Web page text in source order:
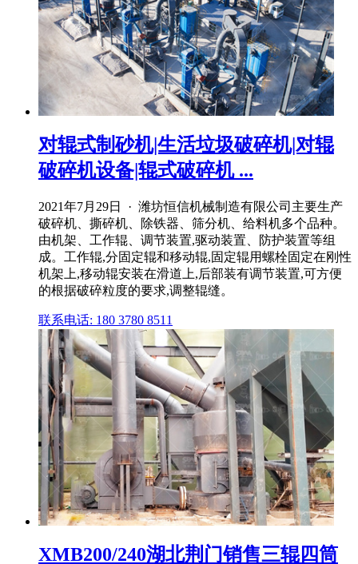
对辊式制砂机|生活垃圾破碎机|对辊
破碎机设备|辊式破碎机 ...
2021年7月29日 · 潍坊恒信机械制造有限公司主要生产
破碎机、撕碎机、除铁器、筛分机、给料机多个品种。
由机架、工作辊、调节装置,驱动装置、防护装置等组
成。工作辊,分固定辊和移动辊,固定辊用螺栓固定在刚性
机架上,移动辊安装在滑道上,后部装有调节装置,可方便
的根据破碎粒度的要求,调整辊缝。
联系电话: 180 3780 8511
XMB200/240湖北荆门销售三辊四筒